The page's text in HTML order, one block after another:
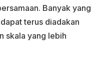
Banyak yang
terus diadakan
skala yang lebih